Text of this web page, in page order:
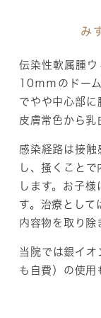
み
伝染性軟属腫
10ｍｍのドー
でやや中心部に
皮膚常色から乳
感染経路は接触
し、掻くこと
します。お子
す。治療として
内容物を取り除
当院では銀イオ
も自費）の使用